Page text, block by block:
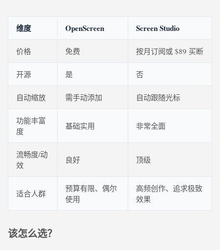
维度 OpenScreen Screen Studio
价格 免费 按月订阅或 $89 买断
开源 是 否
自动缩放 需手动添加 自动跟随光标
功能丰富
度
基础实用 非常全面
流畅度/动
效
良好 顶级
适合人群
预算有限、偶尔
使用
高频创作、追求极致
效果
该怎么选？